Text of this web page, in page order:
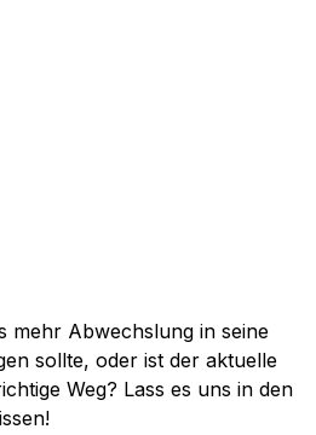
mehr Abwechslung in seine
sollte, oder ist der aktuelle
Weg? Lass es uns in den